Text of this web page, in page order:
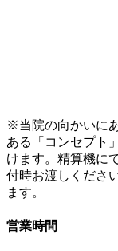
※当院の向かいに
ある「コンセプト
けます。精算機に
付時お渡しくださ
ます。
営業時間